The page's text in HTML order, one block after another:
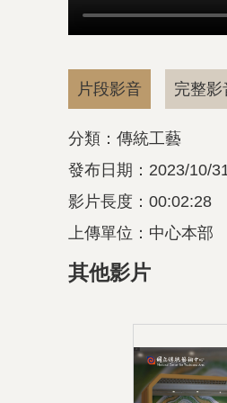
片段影音 完整影
分類：傳統工藝
發布日期：2023/10/
影片長度：00:02:28
上傳單位：中心本部
其他影片